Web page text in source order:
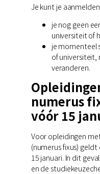
Je kunt je aanmelden
je nog geen
universiteit of
je momenteel
of universiteit,
veranderen.
numerus
vóór 15
Voor opleidingen
(numerus fixus)
15 januari. In dit
en de